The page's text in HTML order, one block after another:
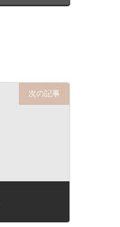
次の記事